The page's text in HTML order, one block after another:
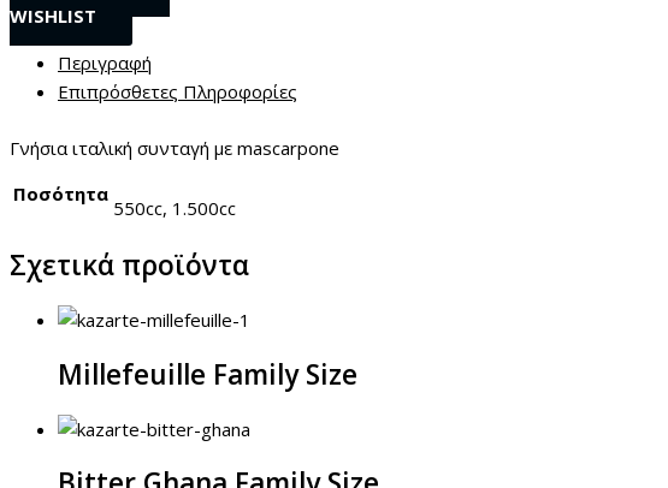
WISHLIST
Περιγραφή
Επιπρόσθετες Πληροφορίες
Γνήσια ιταλική συνταγή με mascarpone
Ποσότητα
550cc, 1.500cc
Σχετικά προϊόντα
Millefeuille Family Size